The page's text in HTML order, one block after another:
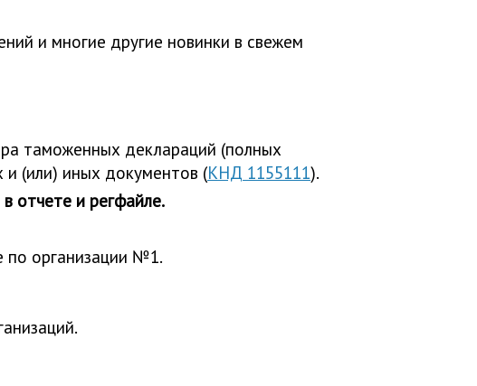
и многие другие новинки в свежем
таможенных деклараций (полных
(или) иных документов (КНД 1155111).
отчете и регфайле.
по организации №1.